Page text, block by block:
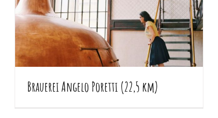
Brauerei Angelo Poretti (22,5 km)